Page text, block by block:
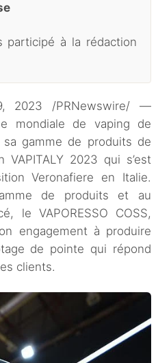
participé à la rédaction
2023 /PRNewswire/ —
mondiale de vaping de
gamme de produits de
VAPITALY 2023 qui s’est
Veronafiere en Italie.
de produits et au
le VAPORESSO COSS,
engagement à produire
de pointe qui répond
clients.